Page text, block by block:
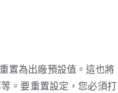
置為出廠預設值。這也將
。要重置設定，您必須打